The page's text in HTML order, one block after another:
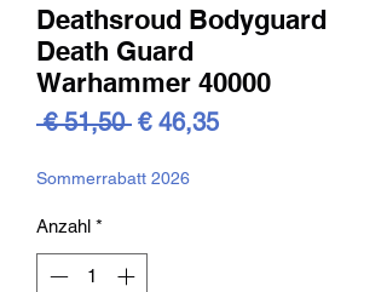
Deathsroud Bodyguard
Death Guard
Warhammer 40000
€ 51,50 Standardpreis
€ 46,35Sale-
Sommerrabatt 2026
Anzahl *